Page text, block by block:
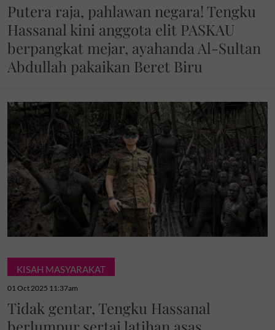
Putera raja, pahlawan negara! Tengku
Hassanal kini anggota elit PASKAU
berpangkat mejar, ayahanda Al-Sultan
Abdullah pakaikan Beret Biru
KISAH MASYARAKAT
01 Oct 2025 11:37am
Tidak gentar, Tengku Hassanal